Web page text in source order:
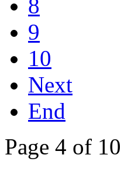
8
9
10
Next
End
Page 4 of 10